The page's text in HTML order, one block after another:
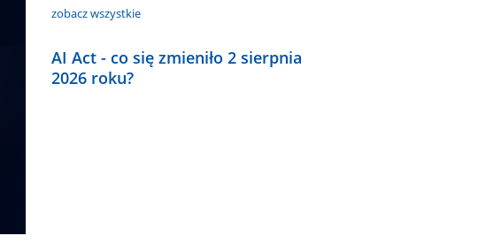
zobacz wszystkie
AI Act - co się zmieniło 2 sierpnia
2026 roku?